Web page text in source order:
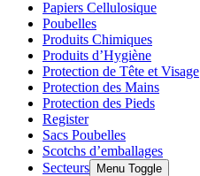
Papiers Cellulosique
Poubelles
Produits Chimiques
Produits d’Hygiène
Protection de Tête et Visage
Protection des Mains
Protection des Pieds
Register
Sacs Poubelles
Scotchs d’emballages
Secteurs
Menu Toggle